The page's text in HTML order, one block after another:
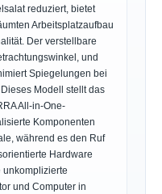
reduziert, bietet
Arbeitsplatzaufbau
Der verstellbare
und
Spiegelungen bei
Modell stellt das
All-in-One-
Komponenten
während es den Ruf
Hardware
unkomplizierte
und Computer in